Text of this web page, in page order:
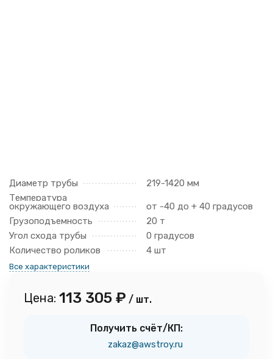
Диаметр трубы
219-1420 мм
Температура
окружающего воздуха
от -40 до + 40 градусов
Грузоподъемность
20 т
Угол схода трубы
0 градусов
Количество роликов
4 шт
Все характеристики
Цена: 113 305 ₽ / шт.
Получить счёт/КП:
zakaz@awstroy.ru